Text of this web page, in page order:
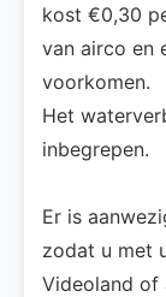
kost €0,30
van airco en
voorkomen.
Het
inbegrepen.
Er is
zodat u met
Videoland of